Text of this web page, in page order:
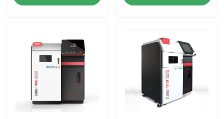
Alle Fälle
Drucker Laser-Metall3d
Zahnmedizinischer Drucker des Metall3d